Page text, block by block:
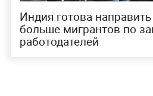
Индия готова
больше мигрантов по
работодателей